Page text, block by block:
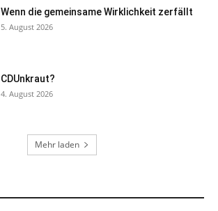
Wenn die gemeinsame Wirklichkeit zerfällt
5. August 2026
CDUnkraut?
4. August 2026
Mehr laden